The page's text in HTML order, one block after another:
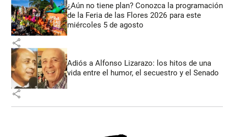
¿Aún no tiene plan? Conozca la programación
de la Feria de las Flores 2026 para este
miércoles 5 de agosto
share
Adiós a Alfonso Lizarazo: los hitos de una
vida entre el humor, el secuestro y el Senado
share